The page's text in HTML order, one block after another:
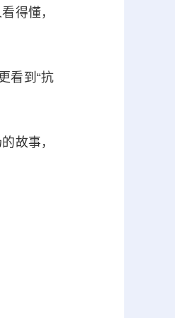
得懂，
看到“抗
故事，